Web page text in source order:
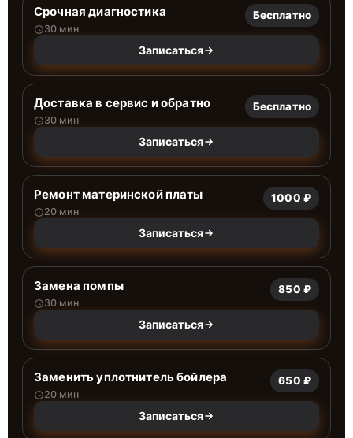
Срочная диагностика
30 мин
Бесплатно
Записаться
Доставка в сервис и обратно
30 мин
Бесплатно
Записаться
Ремонт материнской платы
20 мин
1000 ₽
Записаться
Замена помпы
30 мин
850 ₽
Записаться
Заменить уплотнитель бойлера
20 мин
650 ₽
Записаться